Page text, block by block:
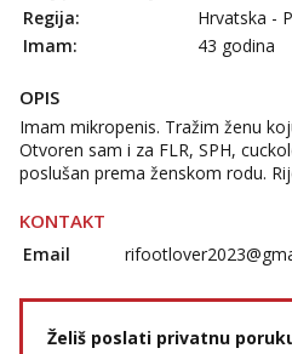
Čekam tvoj poziv!
Anđela
Čekam tvoj poziv!
Regija:
Hrvatska -
Imam:
43 godina
OPIS
Imam mikropenis. Tražim ženu
Otvoren sam i za FLR, SPH,
poslušan prema ženskom rodu.
KONTAKT
Email
Želiš poslati privatnu